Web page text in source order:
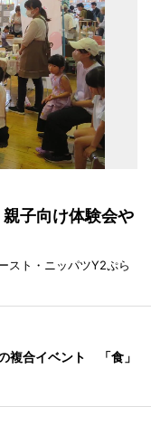
子向け体験会や
スト・ニッパツY2ぷら
複合イベント 「食」